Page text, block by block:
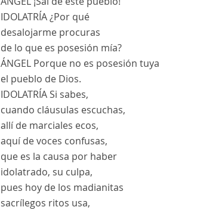
IDOLATRÍA¿Por qué
desalojarme procuras
de lo que es posesión mía?
ÁNGELPorque no es posesión tuya
el pueblo de Dios.
IDOLATRÍASi sabes,
cuando cláusulas escuchas,
allí de marciales ecos,
aquí de voces confusas,
que es la causa por haber
idolatrado, su culpa,
pues hoy de los madianitas
sacrílegos ritos usa,